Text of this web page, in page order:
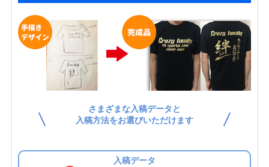
さまざまな入稿データと
入稿方法をお選びいただけます
入稿データ